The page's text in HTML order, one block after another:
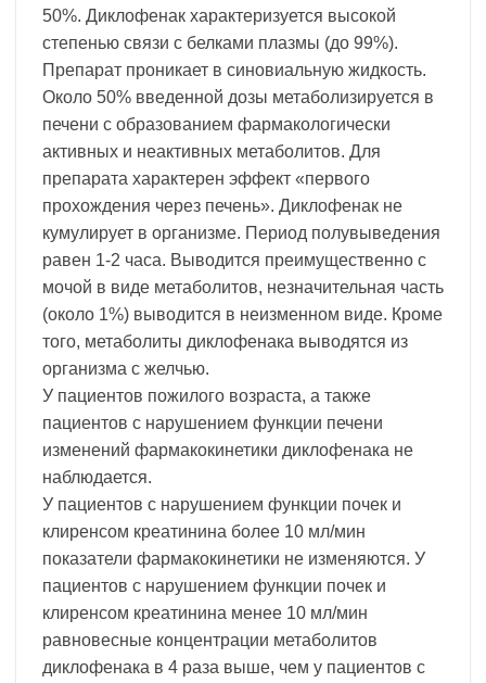
50%. Диклофенак характеризуется высокой
степенью связи с белками плазмы (до 99%).
Препарат проникает в синовиальную жидкость.
Около 50% введенной дозы метаболизируется в
печени с образованием фармакологически
активных и неактивных метаболитов. Для
препарата характерен эффект «первого
прохождения через печень». Диклофенак не
кумулирует в организме. Период полувыведения
равен 1-2 часа. Выводится преимущественно с
мочой в виде метаболитов, незначительная часть
(около 1%) выводится в неизменном виде. Кроме
того, метаболиты диклофенака выводятся из
организма с желчью.
У пациентов пожилого возраста, а также
пациентов с нарушением функции печени
изменений фармакокинетики диклофенака не
наблюдается.
У пациентов с нарушением функции почек и
клиренсом креатинина более 10 мл/мин
показатели фармакокинетики не изменяются. У
пациентов с нарушением функции почек и
клиренсом креатинина менее 10 мл/мин
равновесные концентрации метаболитов
диклофенака в 4 раза выше, чем у пациентов с